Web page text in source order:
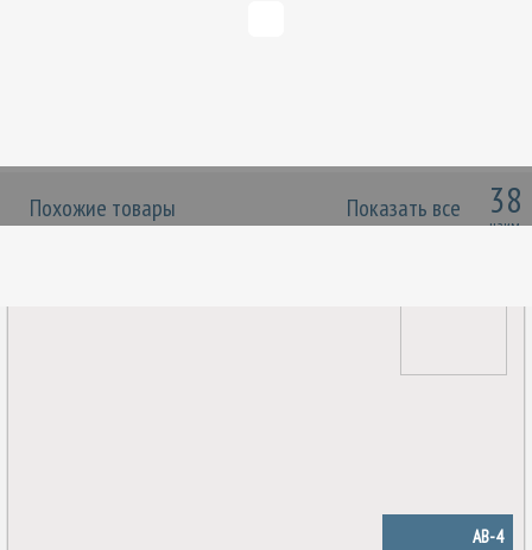
Похожие товары 38
наим.
Показать все
AB-4